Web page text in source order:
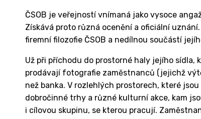
ČSOB je veřejností vnímaná jako vysoce
Získává proto různá ocenění a oficiální
firemní filozofie ČSOB a nedílnou součástí
Už při příchodu do prostorné haly jejího sídla,
prodávají fotografie zaměstnanců (jejichž
než banka. V rozlehlých prostorech, které
dobročinné trhy a různé kulturní akce, kam
i cílovou skupinu, se kterou pracují.